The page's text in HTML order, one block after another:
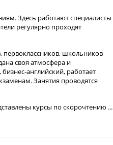
Здесь работают специалисты
регулярно проходят
первоклассников, школьников
своя атмосфера и
английский, работает
Занятия проводятся
курсы по скорочтению ...